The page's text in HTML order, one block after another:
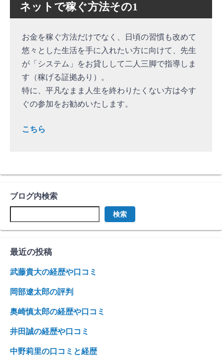
ネットで稼ぐ方法その1
お金を稼ぐ方法だけでなく、日頃の習慣も改めて
悠々とした生活を手に入れたい方に向けて、先生
が「システム」をお貸しして二人三脚で指導しま
す（稼げる証拠あり）。
特に、平凡なまま人生を終わりたくない方は今す
ぐの参加をお勧めいたします。
こちら
ブログ内検索
検索
最近の投稿
武藤貴大の経歴や口コミ
岡部遼太郎の評判
奥崎慎太郎の経歴や口コミ
井田誠の経歴や口コミ
中野莉里の口コミと経歴